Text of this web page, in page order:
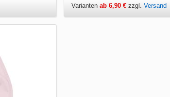
Varianten ab 6,90 €zzgl. Versand